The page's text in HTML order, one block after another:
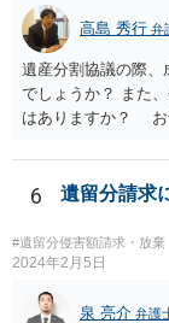
も時効取得あるい
弁護士に詳しい事
す。
高島 秀行 弁
遺産分割協議の際、
でしょうか？ また
はありますか？ お
立て、お母さんに特
遺産分割だけでな
遺産分割審判や遺
けるということでは
られると思います
6 遺留分請求
#遺留分侵害額請求・放棄
2024年2月5日
泉 亮介 弁護